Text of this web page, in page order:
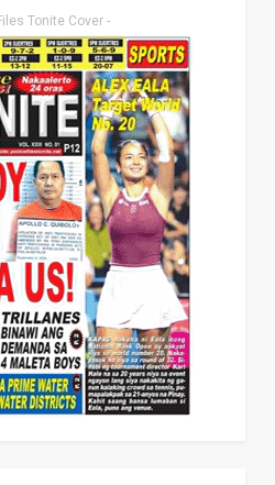
Tonite Cover -